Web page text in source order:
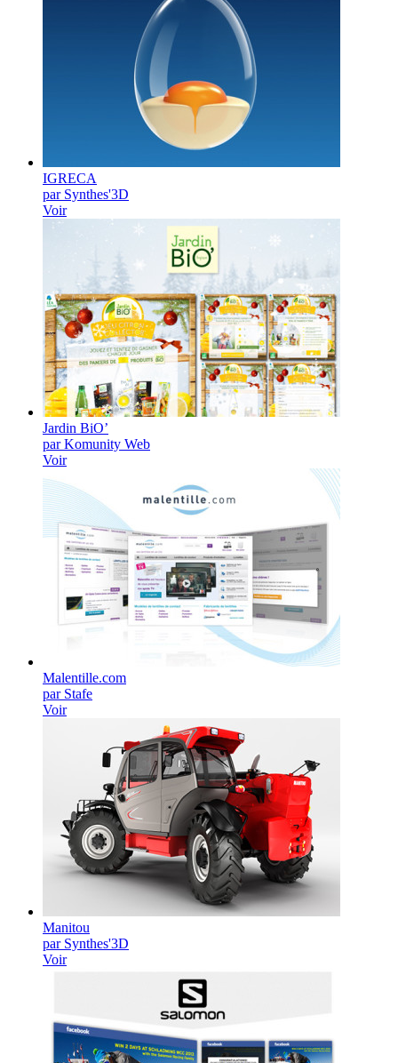
IGRECA
par Synthes'3D
Voir
Jardin BiO’
par Komunity Web
Voir
Malentille.com
par Stafe
Voir
Manitou
par Synthes'3D
Voir